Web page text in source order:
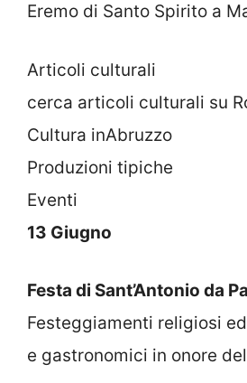
Eremo di Santo Spirito a
Articoli culturali
cerca articoli culturali su
Cultura inAbruzzo
Produzioni tipiche
Eventi
13 Giugno
Festa di Sant’Antonio da
Festeggiamenti religiosi
e gastronomici in onore